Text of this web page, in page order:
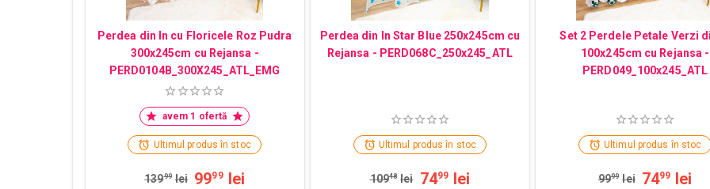
Perdea din In cu Floricele Roz Pudra
300x245cm cu Rejansa -
PERD0104B_300X245_ATL_EMG
avem 1 ofertă
Ultimul produs în stoc
13999 lei 9999 lei
Perdea din In Star Blue 250x245cm cu
Rejansa - PERD068C_250x245_ATL
Ultimul produs în stoc
10948 lei 7499 lei
Set 2 Perdele Petale Verzi
100x245cm cu Rejansa -
PERD049_100x245_ATL
Ultimul produs în stoc
9999 lei 7499 lei